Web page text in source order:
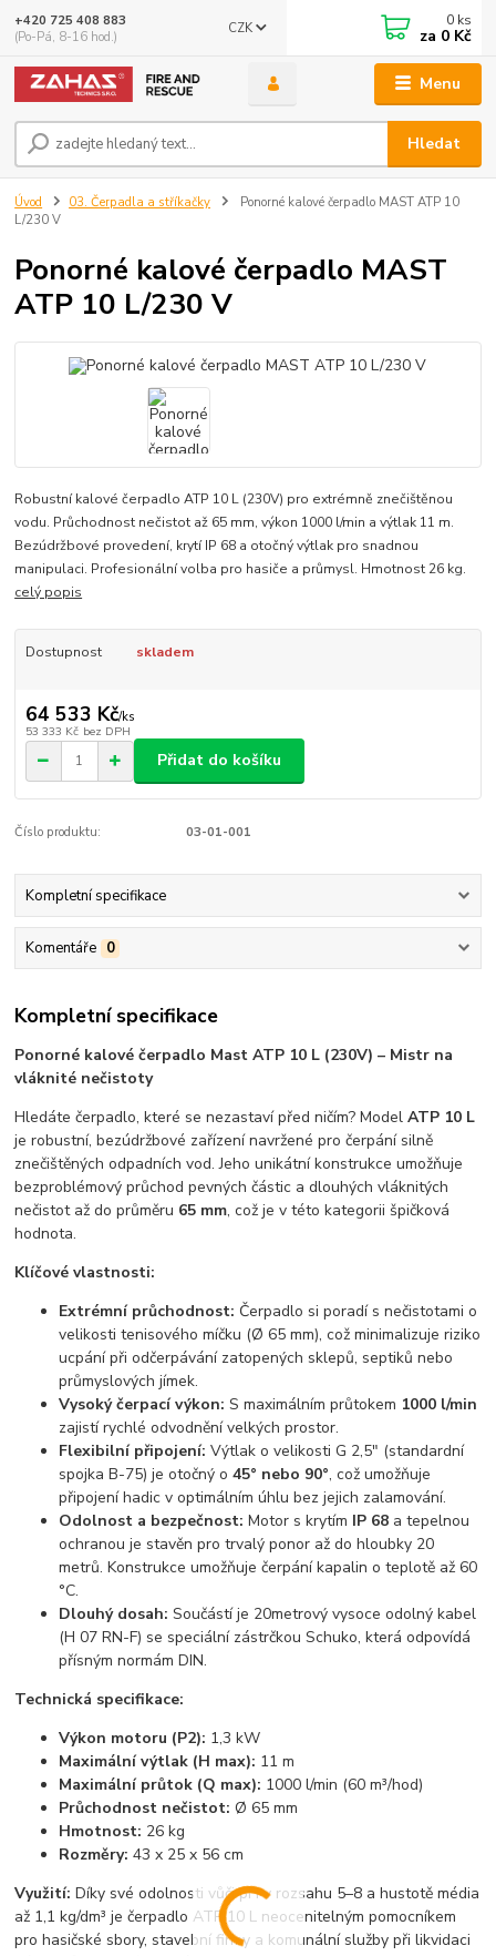
Menu
CZK
Hledat
+420 725 408 883
(Po-Pá, 8-16 hod.)
0 ks
za 0 Kč
Úvod 03. Čerpadla a stříkačky
Ponorné kalové čerpadlo MAST ATP 10
L/230 V
Ponorné kalové čerpadlo MAST
ATP 10 L/230 V
Robustní kalové čerpadlo ATP 10 L (230V) pro extrémně znečištěnou
vodu. Průchodnost nečistot až 65 mm, výkon 1000 l/min a výtlak 11 m.
Bezúdržbové provedení, krytí IP 68 a otočný výtlak pro snadnou
manipulaci. Profesionální volba pro hasiče a průmysl. Hmotnost 26 kg.
celý popis
Dostupnost skladem
64 533 Kč/ks
53 333 Kč bez DPH
Přidat do košíku
Číslo produktu: 03-01-001
Kompletní specifikace
Komentáře 0
Kompletní specifikace
Ponorné kalové čerpadlo Mast ATP 10 L (230V) – Mistr na
vláknité nečistoty
Hledáte čerpadlo, které se nezastaví před ničím? ModelATP 10 L
je robustní, bezúdržbové zařízení navržené pro čerpání silně
znečištěných odpadních vod. Jeho unikátní konstrukce umožňuje
bezproblémový průchod pevných částic a dlouhých vláknitých
nečistot až do průměru 65 mm, což je v této kategorii špičková
hodnota.
Klíčové vlastnosti:
Extrémní průchodnost: Čerpadlo si poradí s nečistotami o
velikosti tenisového míčku (Ø 65 mm), což minimalizuje riziko
ucpání při odčerpávání zatopených sklepů, septiků nebo
průmyslových jímek.
Vysoký čerpací výkon: S maximálním průtokem 1000 l/min
zajistí rychlé odvodnění velkých prostor.
Flexibilní připojení: Výtlak o velikosti G 2,5" (standardní
spojka B-75) je otočný o45° nebo 90°, což umožňuje
připojení hadic v optimálním úhlu bez jejich zalamování.
Odolnost a bezpečnost: Motor s krytím IP 68 a tepelnou
ochranou je stavěn pro trvalý ponor až do hloubky 20
metrů. Konstrukce umožňuje čerpání kapalin o teplotě až 60
°C.
Dlouhý dosah: Součástí je 20metrový vysoce odolný kabel
(H 07 RN-F) se speciální zástrčkou Schuko, která odpovídá
přísným normám DIN.
Technická specifikace:
Výkon motoru (P2): 1,3 kW
Maximální výtlak (H max): 11 m
Maximální průtok (Q max): 1000 l/min (60 m³/hod)
Průchodnost nečistot: Ø 65 mm
Hmotnost: 26 kg
Rozměry: 43 x 25 x 56 cm
Využití: Díky své odolnosti vůči pH v rozsahu 5–8 a hustotě média
až 1,1 kg/dm³ je čerpadlo ATP 10 L neocenitelným pomocníkem
pro hasičské sbory, stavební firmy a komunální služby při likvidaci